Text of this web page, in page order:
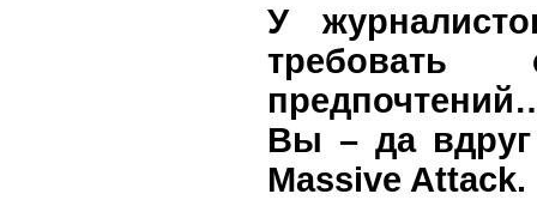
У
Вы – да вдруг
Massive Attack.